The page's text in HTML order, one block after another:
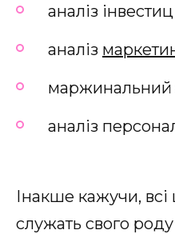
аналіз
аналіз
маржинальний
аналіз
Інакше кажучи, всі
служать свого